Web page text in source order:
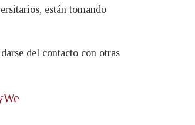
están tomando
del contacto con otras